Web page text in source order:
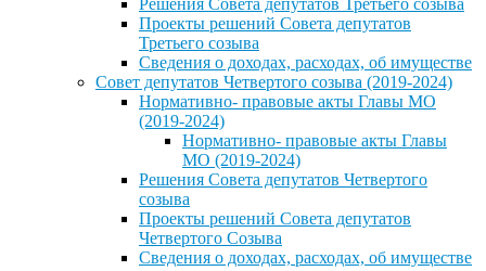
Решения Совета депутатов Третьего созыва
Проекты решений Совета депутатов
Третьего созыва
Сведения о доходах, расходах, об имуществе
Совет депутатов Четвертого созыва (2019-2024)
Нормативно- правовые акты Главы МО
(2019-2024)
Нормативно- правовые акты Главы
МО (2019-2024)
Решения Совета депутатов Четвертого
созыва
Проекты решений Совета депутатов
Четвертого Созыва
Сведения о доходах, расходах, об имуществе